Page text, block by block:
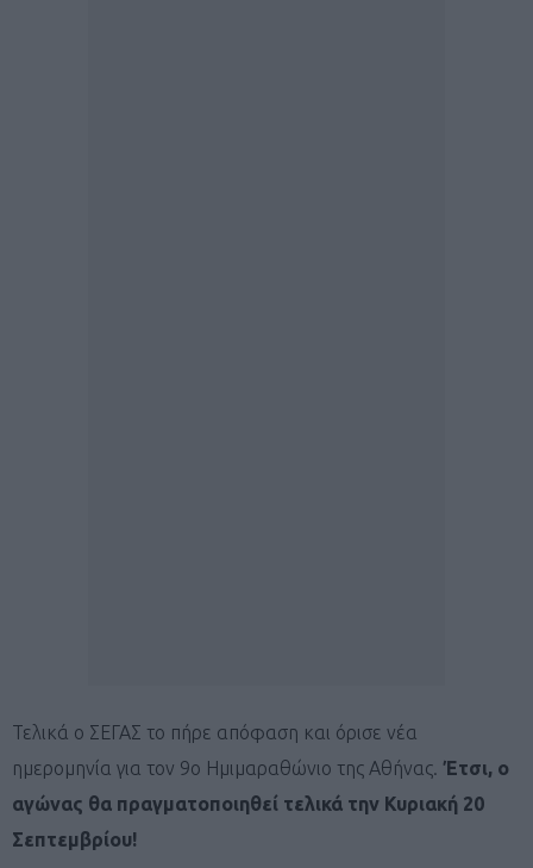
Τελικά ο ΣΕΓΑΣ το πήρε απόφαση και όρισε νέα
ημερομηνία για τον 9ο Ημιμαραθώνιο της Αθήνας. Έτσι, ο
αγώνας θα πραγματοποιηθεί τελικά την Κυριακή 20
Σεπτεμβρίου!